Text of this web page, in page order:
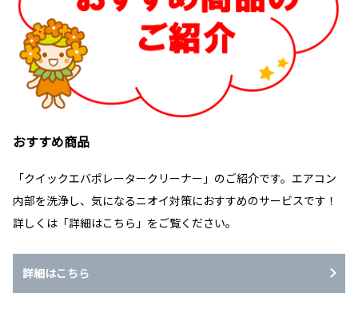
おすすめ商品
「クイックエバポレータークリーナー」のご紹介です。エアコン
内部を洗浄し、気になるニオイ対策におすすめのサービスです！
詳しくは「詳細はこちら」をご覧ください。
詳細はこちら